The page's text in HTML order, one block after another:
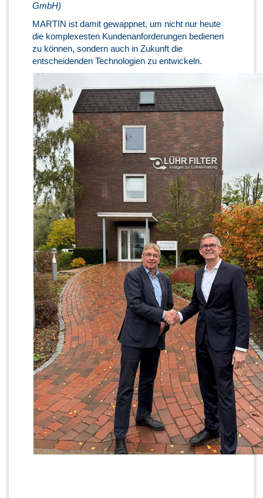
GmbH)
MARTIN ist damit gewappnet, um nicht nur heute
die komplexesten Kundenanforderungen bedienen
zu können, sondern auch in Zukunft die
entscheidenden Technologien zu entwickeln.